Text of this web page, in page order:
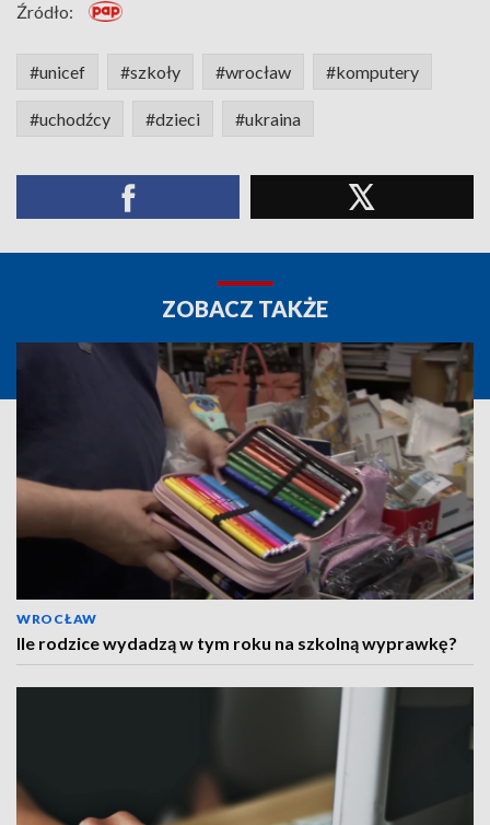
Źródło:
#unicef #szkoły #wrocław #komputery
#uchodźcy #dzieci #ukraina
ZOBACZ TAKŻE
WROCŁAW
Ile rodzice wydadzą w tym roku na szkolną wyprawkę?